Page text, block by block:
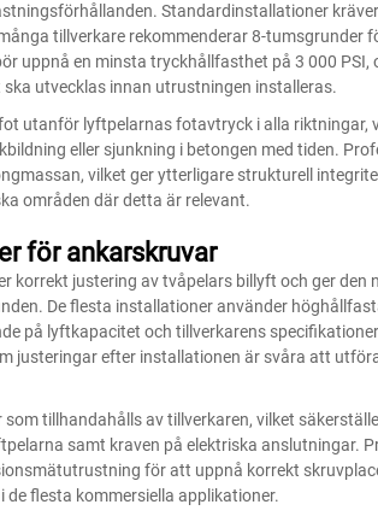
Standardinstallationer
tillverkare rekommenderar 8-tumsgrunder
uppnå en minsta tryckhållfasthet på 3 000 PSI,
utvecklas innan utrustningen installeras.
utanför lyftpelarnas fotavtryck i alla riktningar,
eller sjunkning i betongen med tiden.
vilket ger ytterligare strukturell
områden där detta är relevant.
för ankarskruvar
korrekt justering av tvåpelars billyft och ger den
De flesta installationer använder
på lyftkapacitet och tillverkarens
justeringar efter installationen är svåra att
tillhandahålls av tillverkaren, vilket
samt kraven på elektriska anslutningar.
för att uppnå korrekt
flesta kommersiella applikationer.